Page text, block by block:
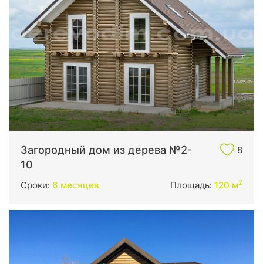
Загородный дом из дерева №2-
10
8
Сроки: 6 месяцев Площадь: 120 м2